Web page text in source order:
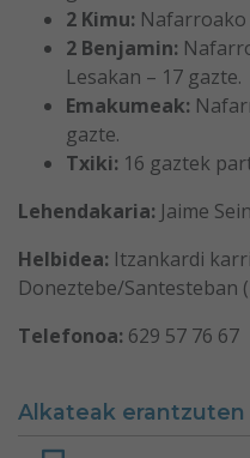
2 Kimu: Nafarroako
2 Benjamin:
Lesakan – 17 gazte.
Emakumeak:
gazte.
Txiki: 16 gaztek
Lehendakaria: Jaime
Helbidea: Itzankardi
Doneztebe/Santesteban
Telefonoa: 629 57 76 67
Alkateak erantzuten